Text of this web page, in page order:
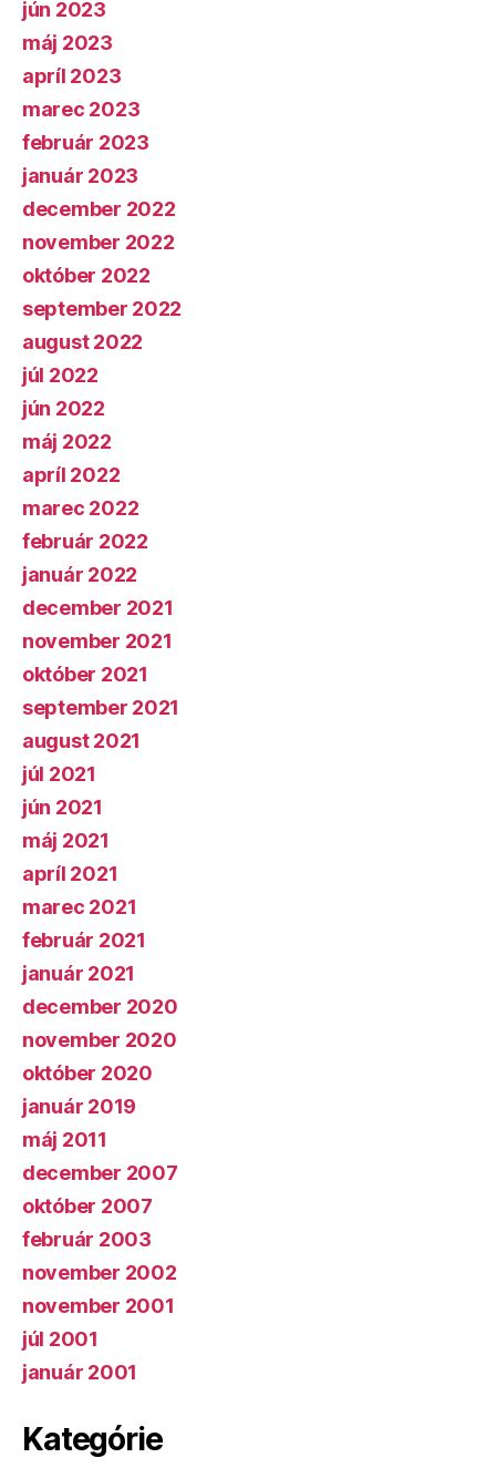
jún 2023
máj 2023
apríl 2023
marec 2023
február 2023
január 2023
december 2022
november 2022
október 2022
september 2022
august 2022
júl 2022
jún 2022
máj 2022
apríl 2022
marec 2022
február 2022
január 2022
december 2021
november 2021
október 2021
september 2021
august 2021
júl 2021
jún 2021
máj 2021
apríl 2021
marec 2021
február 2021
január 2021
december 2020
november 2020
október 2020
január 2019
máj 2011
december 2007
október 2007
február 2003
november 2002
november 2001
júl 2001
január 2001
Kategórie